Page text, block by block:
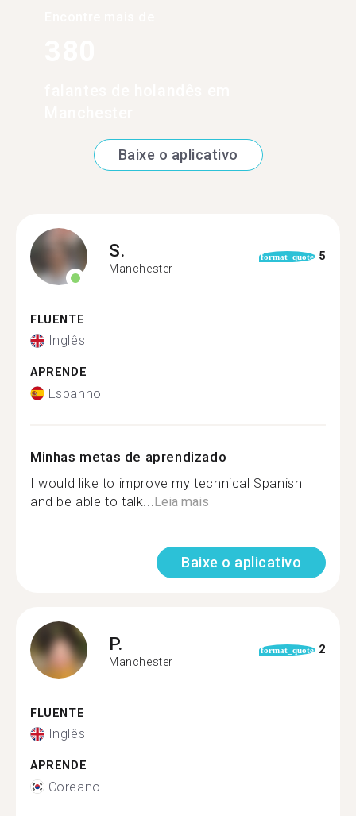
Baixe o aplicativo
S.
Manchester
format_quote 5
FLUENTE
Inglês
APRENDE
Espanhol
Minhas metas de aprendizado
I would like to improve my technical Spanish
and be able to talk... Leia mais
Baixe o aplicativo
P.
Manchester
format_quote 2
FLUENTE
Inglês
APRENDE
Coreano